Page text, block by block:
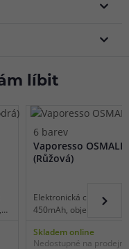
líbit
6 barev
Vaporesso
(Růžová)
Elektronická cigareta -
450mAh, objem 2ml,
cartridge, technologie
Skladem online
Nedostupné na